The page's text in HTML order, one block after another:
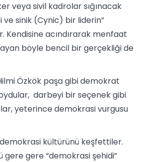
veya sivil kadrolar sığınacak
ve sinik (Cynic) bir liderin”
Kendisine acındırarak menfaat
böyle bencil bir gerçekliği de
Özkök paşa gibi demokrat
darbeyi bir seçenek gibi
yeterince demokrasi vurgusu
kültürünü keşfettiler.
gere gere “demokrasi şehidi”